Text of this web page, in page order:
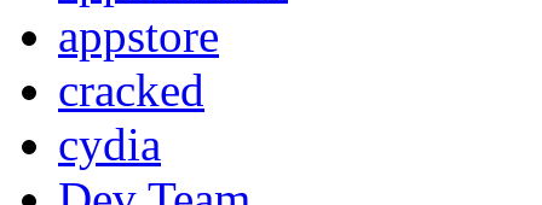
appstore
cracked
cydia